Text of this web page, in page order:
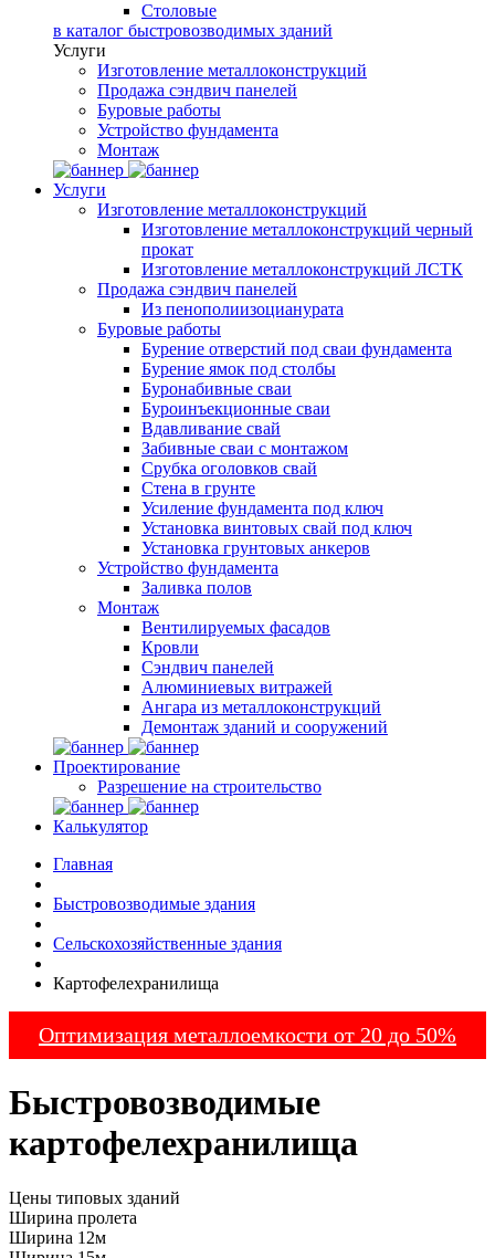
Столовые
в каталог быстровозводимых зданий
Услуги
Изготовление металлоконструкций
Продажа сэндвич панелей
Буровые работы
Устройство фундамента
Монтаж
Услуги
Изготовление металлоконструкций
Изготовление металлоконструкций черный
прокат
Изготовление металлоконструкций ЛСТК
Продажа сэндвич панелей
Из пенополиизоцианурата
Буровые работы
Бурение отверстий под сваи фундамента
Бурение ямок под столбы
Буронабивные сваи
Буроинъекционные сваи
Вдавливание свай
Забивные сваи с монтажом
Срубка оголовков свай
Стена в грунте
Усиление фундамента под ключ
Установка винтовых свай под ключ
Установка грунтовых анкеров
Устройство фундамента
Заливка полов
Монтаж
Вентилируемых фасадов
Кровли
Сэндвич панелей
Алюминиевых витражей
Ангара из металлоконструкций
Демонтаж зданий и сооружений
Проектирование
Разрешение на строительство
Калькулятор
Главная
Быстровозводимые здания
Сельскохозяйственные здания
Картофелехранилища
Оптимизация металлоемкости от 20 до 50%
Быстровозводимые
картофелехранилища
Цены типовых зданий
Ширина пролета
Ширина 12м